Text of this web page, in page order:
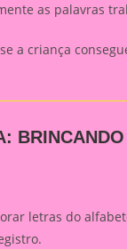
as palavras
a criança
letras do